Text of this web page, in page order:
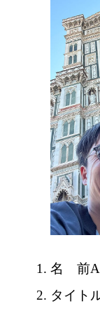
名 前
タイト